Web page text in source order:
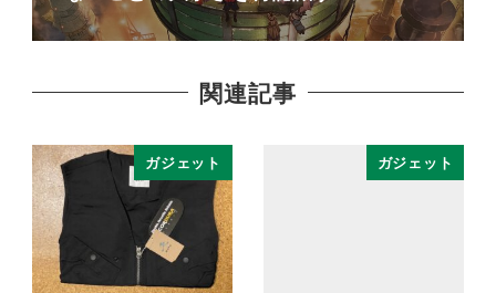
関連記事
ガジェット ガジェット